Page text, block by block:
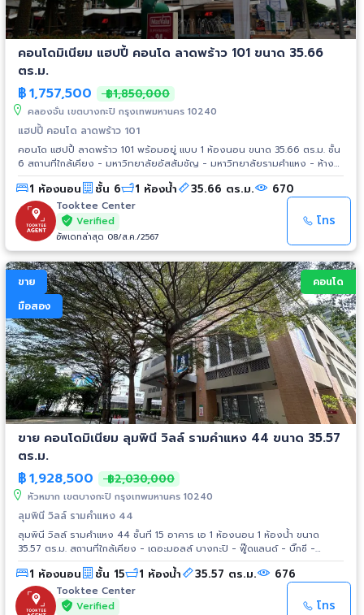
คอนโดมิเนียม แฮปปี้ คอนโด ลาดพร้าว 101 ขนาด 35.66
ตร.ม.
฿1,757,500 ฿1,850,000
คลองจั่น เขตบางกะปิ กรุงเทพมหานคร 10240
แฮปปี้ คอนโด ลาดพร้าว 101
คอนโด แฮปปี้ ลาดพร้าว 101 พร้อมอยู่ แบบ 1 ห้องนอน ขนาด 35.66 ตร.ม. ชั้น
6 สถานที่ใกล้เคียง - มหาวิทยาลัยอัสสัมชัญ - มหาวิทยาลัยรามคำแหง - ห้าง
สรรพสินค้าเดอะมอลล์บางกะปิ - สนามกีฬาหัวหมาก - โรงพยาบาลเวชธานี
1 ห้องนอน ชั้น 6 1 ห้องน้ำ 35.66 ตร.ม. 670
Tooktee Center
Verified
อัพเดทล่าสุด 08/ส.ค./2567
โทร
ขาย
มือสอง
คอนโด
ขาย คอนโดมิเนียม ลุมพินี วิลล์ รามคำแหง 44 ขนาด 35.57
ตร.ม.
฿1,928,500 ฿2,030,000
หัวหมาก เขตบางกะปิ กรุงเทพมหานคร 10240
ลุมพินี วิลล์ รามคำแหง 44
ลุมพินี วิลล์ รามคำแหง 44 ชั้นที่ 15 อาคาร เอ 1 ห้องนอน 1 ห้องน้ำ ขนาด
35.57 ตร.ม. สถานที่ใกล้เคียง - เดอะมอลล์ บางกะปิ - ฟู๊ดแลนด์ - บิ๊กซี -
ม.รามคำแหง - ท่าเรือคลองแสนแสบ - Airport Link รามคำแหง - ทางด่วน
รามอินทรา-อาจณรงค์
1 ห้องนอน ชั้น 15 1 ห้องน้ำ 35.57 ตร.ม. 676
Tooktee Center
Verified
โทร